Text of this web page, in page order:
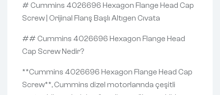
# Cummins 4026696 Hexagon Flange Head Cap
Screw | Orijinal Flanş Başlı Altıgen Cıvata
## Cummins 4026696 Hexagon Flange Head
Cap Screw Nedir?
**Cummins 4026696 Hexagon Flange Head Cap
Screw**, Cummins dizel motorlarında çeşitli